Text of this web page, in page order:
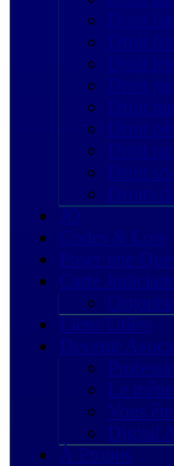
Droit
Droit
Droit
Droit
Droits
JO
Codes & Lois
Poser une
Carte
Liens Utiles
Devenir
Le
Vous
Digital
À Propos